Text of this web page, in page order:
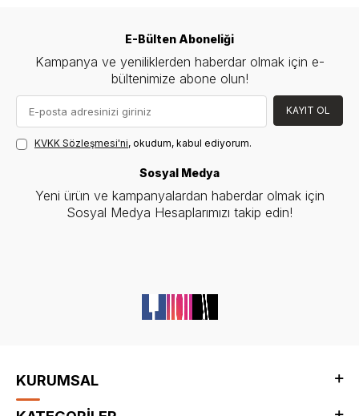
E-Bülten Aboneliği
Kampanya ve yeniliklerden haberdar olmak için e-
bültenimize abone olun!
KAYIT OL
KVKK Sözleşmesi'ni, okudum, kabul ediyorum.
Sosyal Medya
Yeni ürün ve kampanyalardan haberdar olmak için
Sosyal Medya Hesaplarımızı takip edin!
KURUMSAL